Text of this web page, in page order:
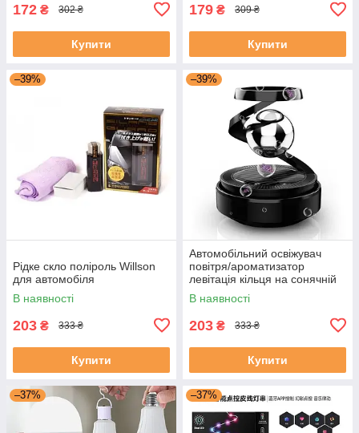
172 ₴ 302 ₴
Купити
179 ₴ 309 ₴
Купити
–39%
Рідке скло поліроль Willson
для автомобіля
В наявності
203 ₴ 333 ₴
Купити
–39%
Автомобільний освіжувач
повітря/ароматизатор
левітація кільця на сонячній
панелі
В наявності
203 ₴ 333 ₴
Купити
–37% –37%